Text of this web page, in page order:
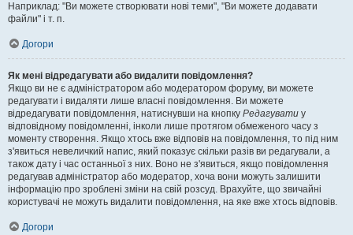
Наприклад: "Ви можете створювати нові теми", "Ви можете додавати
файли" і т. п.
Догори
Як мені відредагувати або видалити повідомлення?
Якщо ви не є адміністратором або модератором форуму, ви можете
редагувати і видаляти лише власні повідомлення. Ви можете
відредагувати повідомлення, натиснувши на кнопку Редагувати у
відповідному повідомленні, інколи лише протягом обмеженого часу з
моменту створення. Якщо хтось вже відповів на повідомлення, то під ним
з'явиться невеличкий напис, який показує скільки разів ви редагували, а
також дату і час останньої з них. Воно не з'явиться, якщо повідомлення
редагував адміністратор або модератор, хоча вони можуть залишити
інформацію про зроблені зміни на свій розсуд. Врахуйте, що звичайні
користувачі не можуть видалити повідомлення, на яке вже хтось відповів.
Догори